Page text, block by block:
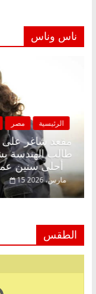
ناس وناس
الرئيسية مصر
مقعد شاغر
طالب الهندسة
أحلى سنين عمره بتضيع في السجن
15 مارس، 2026
الطقس